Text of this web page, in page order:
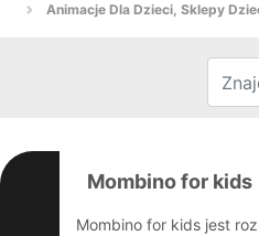
Animacje Dla Dzieci, Sklepy
Mombino for kids
Mombino for kids jest